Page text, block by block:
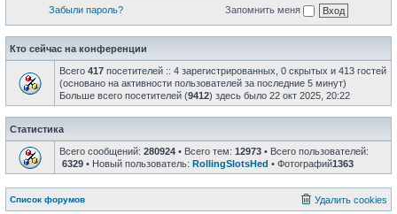
Забыли пароль? Запомнить меня
Кто сейчас на конференции
Всего 417 посетителей :: 4 зарегистрированных, 0 скрытых и 413 гостей
(основано на активности пользователей за последние 5 минут)
Больше всего посетителей (9412) здесь было 22 окт 2025, 20:22
Статистика
Всего сообщений: 280924 • Всего тем: 12973 • Всего пользователей:
6329 • Новый пользователь: RollingSlotsHed • Фотографий1363
Список форумов Удалить cookies